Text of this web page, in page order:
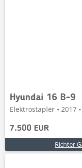
Hyundai 16 B-9
Elektrostapler • 2017
7.500 EUR
Richter